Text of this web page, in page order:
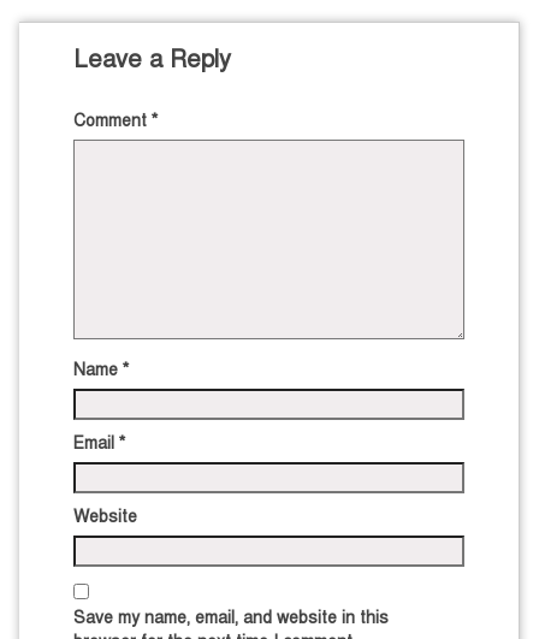
Leave a Reply
Comment *
Name *
Email *
Website
Save my name, email, and website in this